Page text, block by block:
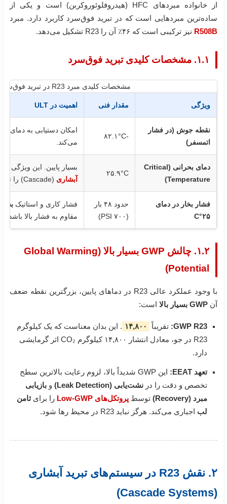
از خانواده مبردهای HFC (هیدروفلوئوروکربن) است و یکی از
ساده‌ترین مبردهایی است که در تبرید فوق‌سرد کاربرد دارد. مبرد
R508B نیز ترکیبی است که ۴۶٪ آن را R23 تشکیل می‌دهد.
۱.۱. مشخصات کلیدی تبرید فوق‌سرد
مشخصات کلیدی مبرد R23 در تبرید فوق‌سرد
ویژگی مقدار فنی اهمیت در ULT
نقطه جوش (در فشار
اتمسفر)
-۸۲.۱°C
می‌کند.
دمای بحرانی (Critical
Temperature)
۲۵.۹°C
بسیار پایین. این ویژگی
آبشاری (Cascade) را تعیین می‌کند.
فشار بخار در دمای
۲۵°C
حدود ۴۸ بار
(۷۰۰ PSI)
فشار کاری و استاتیک
مقاوم به فشار بالا باشد.
۱.۲. چالش GWP بسیار بالا (Global Warming
Potential)
با وجود عملکرد عالی R23 در دماهای پایین، بزرگترین نقطه ضعف
آن GWP بسیار بالا است:
GWP R23: تقریباً ۱۴,۸۰۰ . این بدان معناست که یک کیلوگرم
R23 در جو، معادل انتشار ۱۴,۸۰۰ کیلوگرم CO₂ اثر گرمایشی
دارد.
تعهد EEAT:
این GWP شدیداً بالا، لزوم رعایت بالاترین سطح
تخصص و دقت را در نشت‌یابی (Leak Detection) و بازیابی
مبرد (Recovery)
توسط پروتکل‌های Low-GWP را برایثامن
لب اجباری می‌کند. هرگز نباید R23 در محیط رها شود.
۲. نقش R23 در سیستم‌های تبرید آبشاری
(Cascade Systems)